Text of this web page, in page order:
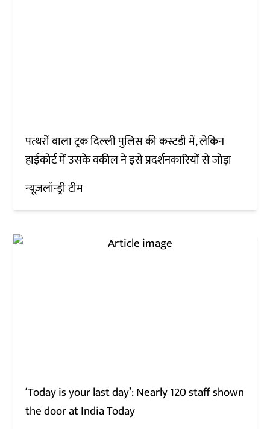
पत्थरों वाला ट्रक दिल्ली पुलिस की कस्टडी में, लेकिन
हाईकोर्ट में उसके वकील ने इसे प्रदर्शनकारियों से जोड़ा
न्यूज़लॉन्ड्री टीम
‘Today is your last day’: Nearly 120 staff shown
the door at India Today